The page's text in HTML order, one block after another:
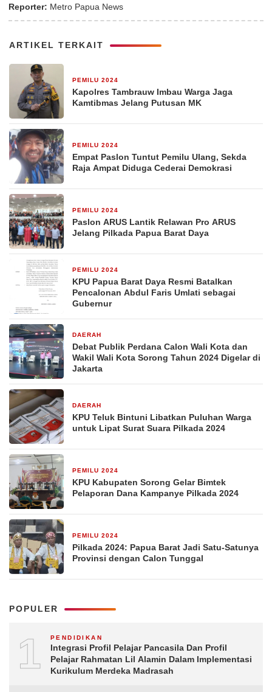
Reporter: Metro Papua News
ARTIKEL TERKAIT
PEMILU 2024
Kapolres Tambrauw Imbau Warga Jaga
Kamtibmas Jelang Putusan MK
PEMILU 2024
Empat Paslon Tuntut Pemilu Ulang, Sekda
Raja Ampat Diduga Cederai Demokrasi
PEMILU 2024
Paslon ARUS Lantik Relawan Pro ARUS
Jelang Pilkada Papua Barat Daya
PEMILU 2024
KPU Papua Barat Daya Resmi Batalkan
Pencalonan Abdul Faris Umlati sebagai
Gubernur
DAERAH
Debat Publik Perdana Calon Wali Kota dan
Wakil Wali Kota Sorong Tahun 2024 Digelar di
Jakarta
DAERAH
KPU Teluk Bintuni Libatkan Puluhan Warga
untuk Lipat Surat Suara Pilkada 2024
PEMILU 2024
KPU Kabupaten Sorong Gelar Bimtek
Pelaporan Dana Kampanye Pilkada 2024
PEMILU 2024
Pilkada 2024: Papua Barat Jadi Satu-Satunya
Provinsi dengan Calon Tunggal
POPULER
1 PENDIDIKAN
Integrasi Profil Pelajar Pancasila Dan Profil
Pelajar Rahmatan Lil Alamin Dalam Implementasi
Kurikulum Merdeka Madrasah